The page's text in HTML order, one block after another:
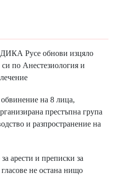
Русе обнови изцяло
си по Анестезиология и
на 8 лица,
престъпна група
и разпространение на
арести и преписки за
не остана нищо